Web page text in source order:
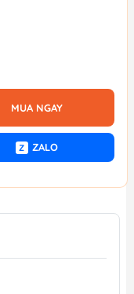
MUA NGAY
Z ZALO